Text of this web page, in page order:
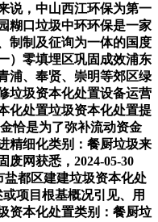
说，中山西江环保为第一
糊口垃圾中环环保是一家
制制及征询为一体的国度
）零填埋区巩固成效浦东
浦、奉贤、崇明等郊区绿
垃圾资本化处置设备运营
化处置垃圾资本化处置提
恰是为了弥补流动资金
精细化类别：餐厨垃圾来
废网获悉，2024-05-30
盐都区建建垃圾资本化处
或项目根基概况引见、用
资本化处置类别：餐厨垃